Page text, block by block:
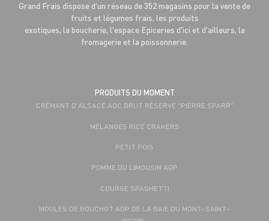
Grand Frais dispose d'un réseau de 352 magasins pour la vente de
fruits et légumes frais, les produits
exotiques, la boucherie, l'espace Epiceries d'ici et d'ailleurs, la
fromagerie et la poissonnerie.
PRODUITS DU MOMENT
CRÉMANT D'ALSACE AOC BRUT RÉSERVE "PIERRE SPARR"
MÉLANGES RICE CRAKERS
PETIT POIS
POMME DU LIMOUSIN AOP
COURGE SPAGHETTI
MOULES DE BOUCHOT AOP DE LA BAIE DU MONT-SAINT-